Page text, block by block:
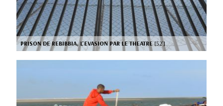
PRISON DE REBIBBIA, L'EVASION PAR LE THEATRE[52’]